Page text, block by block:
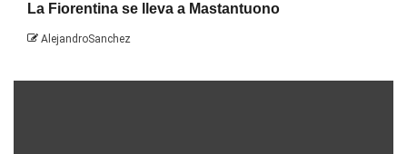
La Fiorentina se lleva a Mastantuono
AlejandroSanchez